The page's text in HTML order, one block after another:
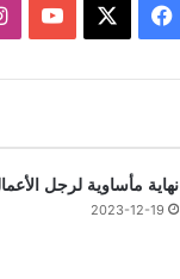
فيسبوك
نهاية مأساوية لرجل
2023-12-19